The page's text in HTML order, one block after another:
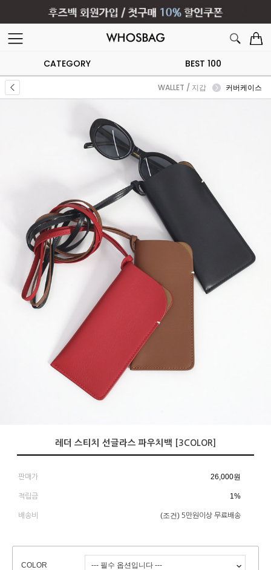
CATEGORY BEST 100
WALLET / 지갑 커버케이스
레더 스티치 선글라스 파우치백 [3COLOR]
판매가 26,000원
적립금 1%
배송비 (조건) 5만원이상 무료배송
COLOR